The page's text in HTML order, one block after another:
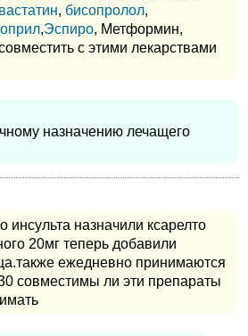
, бисопролол,
,Эспиро, Метформин,
с этими лекарствами
назначению лечащего
инсульта назначили ксарелто
20мг теперь добавили
ежедневно принимаются
совместимы ли эти препараты